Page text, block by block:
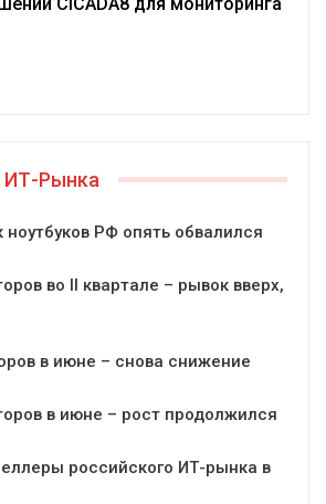
ИТ-Рынка
РФ опять обвалился
во II квартале – рывок вверх,
в июне – снова снижение
в июне – рост продолжился
российского ИТ-рынка в